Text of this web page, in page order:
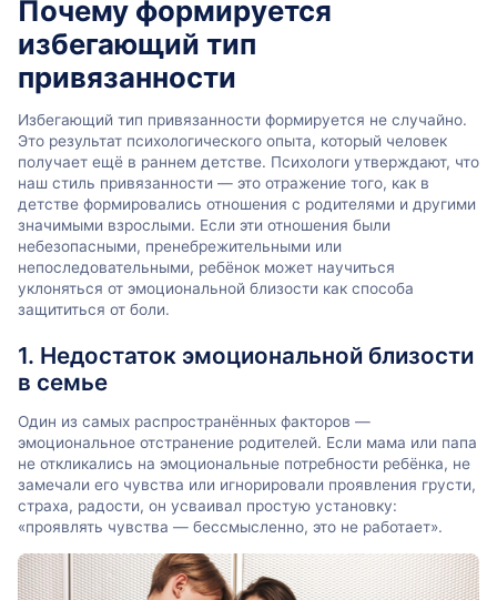
Почему формируется
избегающий тип
привязанности
Избегающий тип привязанности формируется не случайно.
Это результат психологического опыта, который человек
получает ещё в раннем детстве. Психологи утверждают, что
наш стиль привязанности — это отражение того, как в
детстве формировались отношения с родителями и другими
значимыми взрослыми. Если эти отношения были
небезопасными, пренебрежительными или
непоследовательными, ребёнок может научиться
уклоняться от эмоциональной близости как способа
защититься от боли.
1. Недостаток эмоциональной близости
в семье
Один из самых распространённых факторов —
эмоциональное отстранение родителей. Если мама или папа
не откликались на эмоциональные потребности ребёнка, не
замечали его чувства или игнорировали проявления грусти,
страха, радости, он усваивал простую установку:
«проявлять чувства — бессмысленно, это не работает».